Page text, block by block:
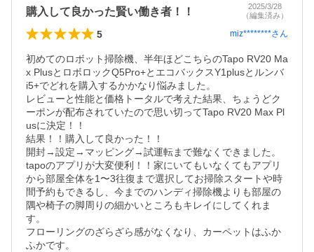
購入して良かった賢い働き者！！
2025/3/28
（編集済み）
5 miz********さん
初めてのロボット掃除機、半年ほどこちらのTapo RV20 Ma
x PlusとロボロックQ5Pro+とエコバックスY1plusとルンバ
i5+でどれを購入するかかなり悩みました。
レビューと性能と価格トータルで考えた結果、ちょうどク
ーポンが配布されていたので思い切ってTapo RV20 Max Pl
usに決定！！
結果！！購入して良かった！！
開封→設定→マッピング→試運転まで難なくできました。
tapoのアプリが大変便利！！家にいてもいなくてもアプリ
から部屋全体を1〜3往復まで選択してお掃除スタートや時
間予約もできるし、今までのハンディ掃除機よりも部屋の
隅や椅子の脚周りの細かいところもキレイにしてくれま
す。
フローリングのざらざら感がなくなり、カーペットはふか
ふかです。